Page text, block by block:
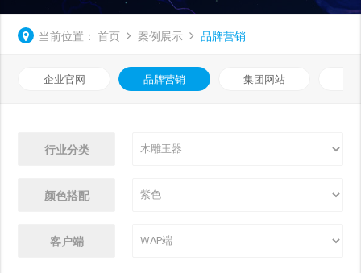
当前位置： 首页 案例展示 品牌营销
企业官网 品牌营销 集团网站
行业分类
颜色搭配
客户端